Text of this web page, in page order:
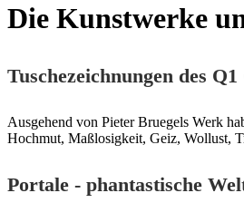
Die Kunstwerke
Tuschezeichnungen des Q1
Ausgehend von Pieter Bruegels Werk
Hochmut, Maßlosigkeit, Geiz, Wollust,
Portale - phantastische